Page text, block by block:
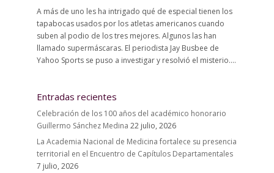
A más de uno les ha intrigado qué de especial tienen los
tapabocas usados por los atletas americanos cuando
suben al podio de los tres mejores. Algunos las han
llamado supermáscaras. El periodista Jay Busbee de
Yahoo Sports se puso a investigar y resolvió el misterio....
Entradas recientes
Celebración de los 100 años del académico honorario
Guillermo Sánchez Medina 22 julio, 2026
La Academia Nacional de Medicina fortalece su presencia
territorial en el Encuentro de Capítulos Departamentales
7 julio, 2026